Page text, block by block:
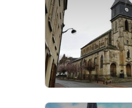
Voir
plutôt refaite